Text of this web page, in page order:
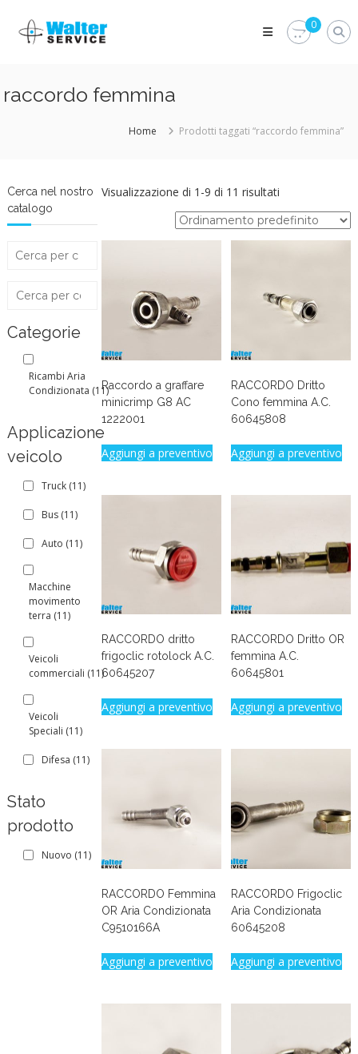
content
Walter
Service
parti
Walter
Service
Srl
0
raccordo femmina
Home Prodotti taggati “raccordo femmina”
Visualizzazione di 1-9 di 11 risultati
Raccordo a graffare
minicrimp G8 AC
1222001
Aggiungi a preventivo
RACCORDO Dritto
Cono femmina A.C.
60645808
Aggiungi a preventivo
RACCORDO dritto
frigoclic rotolock A.C.
60645207
Aggiungi a preventivo
RACCORDO Dritto OR
femmina A.C.
60645801
Aggiungi a preventivo
RACCORDO Femmina
OR Aria Condizionata
C9510166A
Aggiungi a preventivo
RACCORDO Frigoclic
Aria Condizionata
60645208
Aggiungi a preventivo
Cerca nel nostro
catalogo
Categorie
Ricambi Aria
Condizionata (11)
Applicazione
veicolo
Truck (11)
Bus (11)
Auto (11)
Macchine
movimento
terra (11)
Veicoli
commerciali (11)
Veicoli
Speciali (11)
Difesa (11)
Stato
prodotto
Nuovo (11)